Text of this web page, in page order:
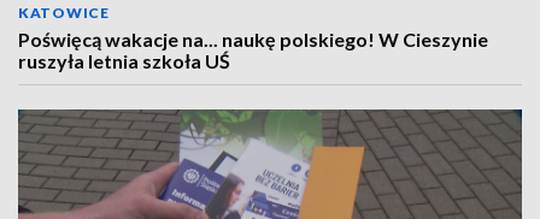
KATOWICE
Poświęcą wakacje na... naukę polskiego! W Cieszynie
ruszyła letnia szkoła UŚ